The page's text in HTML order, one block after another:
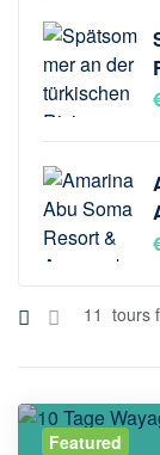
11 tours
Featured